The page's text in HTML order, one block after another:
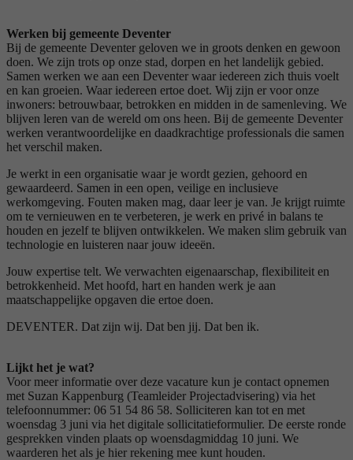
Werken bij gemeente Deventer
Bij de gemeente Deventer geloven we in groots denken en gewoon
doen. We zijn trots op onze stad, dorpen en het landelijk gebied.
Samen werken we aan een Deventer waar iedereen zich thuis voelt
en kan groeien. Waar iedereen ertoe doet. Wij zijn er voor onze
inwoners: betrouwbaar, betrokken en midden in de samenleving. We
blijven leren van de wereld om ons heen. Bij de gemeente Deventer
werken verantwoordelijke en daadkrachtige professionals die samen
het verschil maken.
Je werkt in een organisatie waar je wordt gezien, gehoord en
gewaardeerd. Samen in een open, veilige en inclusieve
werkomgeving. Fouten maken mag, daar leer je van. Je krijgt ruimte
om te vernieuwen en te verbeteren, je werk en privé in balans te
houden en jezelf te blijven ontwikkelen. We maken slim gebruik van
technologie en luisteren naar jouw ideeën.
Jouw expertise telt. We verwachten eigenaarschap, flexibiliteit en
betrokkenheid. Met hoofd, hart en handen werk je aan
maatschappelijke opgaven die ertoe doen.
DEVENTER. Dat zijn wij. Dat ben jij. Dat ben ik.
Lijkt het je wat?
Voor meer informatie over deze vacature kun je contact opnemen
met Suzan Kappenburg (Teamleider Projectadvisering) via het
telefoonnummer: 06 51 54 86 58. Solliciteren kan tot en met
woensdag 3 juni via het digitale sollicitatieformulier. De eerste ronde
gesprekken vinden plaats op woensdagmiddag 10 juni. We
waarderen het als je hier rekening mee kunt houden.